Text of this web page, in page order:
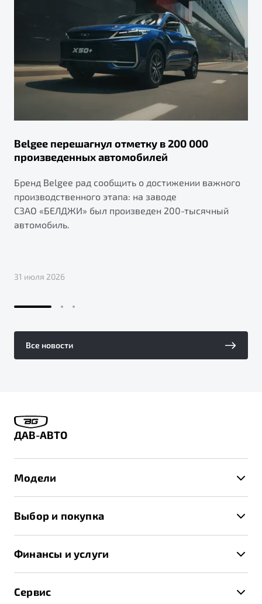
Belgee перешагнул отметку в 200 000
произведенных автомобилей
Бренд Belgee рад сообщить о достижении важного
производственного этапа: на заводе
СЗАО «БЕЛДЖИ» был произведен 200-тысячный
автомобиль.
31 июля 2026
Все новости
ДАВ-АВТО
Модели
X70
Выбор и покупка
Записаться на тест-драйв
Финансы и услуги
Сервис